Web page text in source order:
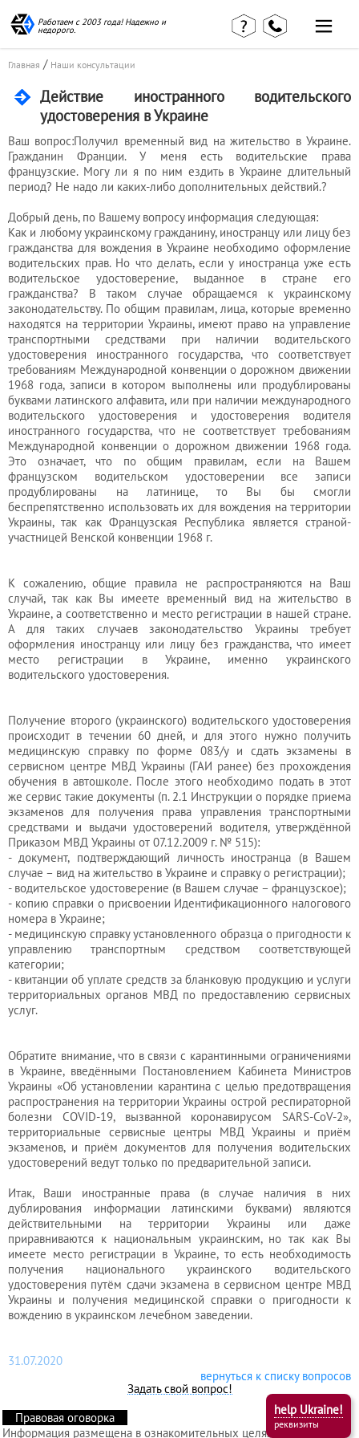
Работаем с 2003 года! Надежно и
недорого.
Главная / Наши консультации
Действие иностранного водительского
удостоверения в Украине
Ваш вопрос:Получил временный вид на жительство в Украине.
Гражданин Франции. У меня есть водительские права
французские. Могу ли я по ним ездить в Украине длительный
период? Не надо ли каких-либо дополнительных действий.?
Добрый день, по Вашему вопросу информация следующая:
Как и любому украинскому гражданину, иностранцу или лицу без
гражданства для вождения в Украине необходимо оформление
водительских прав. Но что делать, если у иностранца уже есть
водительское удостоверение, выданное в стране его
гражданства? В таком случае обращаемся к украинскому
законодательству. По общим правилам, лица, которые временно
находятся на территории Украины, имеют право на управление
транспортными средствами при наличии водительского
удостоверения иностранного государства, что соответствует
требованиям Международной конвенции о дорожном движении
1968 года, записи в котором выполнены или продублированы
буквами латинского алфавита, или при наличии международного
водительского удостоверения и удостоверения водителя
иностранного государства, что не соответствует требованиям
Международной конвенции о дорожном движении 1968 года.
Это означает, что по общим правилам, если на Вашем
французском водительском удостоверении все записи
продублированы на латинице, то Вы бы смогли
беспрепятственно использовать их для вождения на территории
Украины, так как Французская Республика является страной-
участницей Венской конвенции 1968 г.
К сожалению, общие правила не распространяются на Ваш
случай, так как Вы имеете временный вид на жительство в
Украине, а соответственно и место регистрации в нашей стране.
А для таких случаев законодательство Украины требует
оформления иностранцу или лицу без гражданства, что имеет
место регистрации в Украине, именно украинского
водительского удостоверения.
Получение второго (украинского) водительского удостоверения
происходит в течении 60 дней, и для этого нужно получить
медицинскую справку по форме 083/у и сдать экзамены в
сервисном центре МВД Украины (ГАИ ранее) без прохождения
обучения в автошколе. После этого необходимо подать в этот
же сервис такие документы (п. 2.1 Инструкции о порядке приема
экзаменов для получения права управления транспортными
средствами и выдачи удостоверений водителя, утверждённой
Приказом МВД Украины от 07.12.2009 г. № 515):
- документ, подтверждающий личность иностранца (в Вашем
случае – вид на жительство в Украине и справку о регистрации);
- водительское удостоверение (в Вашем случае – французское);
- копию справки о присвоении Идентификационного налогового
номера в Украине;
- медицинскую справку установленного образца о пригодности к
управлению транспортным средством соответствующей
категории;
- квитанции об уплате средств за бланковую продукцию и услуги
территориальных органов МВД по предоставлению сервисных
услуг.
Обратите внимание, что в связи с карантинными ограничениями
в Украине, введёнными Постановлением Кабинета Министров
Украины «Об установлении карантина с целью предотвращения
распространения на территории Украины острой респираторной
болезни COVID-19, вызванной коронавирусом SARS-CoV-2»,
территориальные сервисные центры МВД Украины и приём
экзаменов, и приём документов для получения водительских
удостоверений ведут только по предварительной записи.
Итак, Ваши иностранные права (в случае наличия в них
дублирования информации латинскими буквами) являются
действительными на территории Украины или даже
приравниваются к национальным украинским, но так как Вы
имеете место регистрации в Украине, то есть необходимость
получения национального украинского водительского
удостоверения путём сдачи экзамена в сервисном центре МВД
Украины и получения медицинской справки о пригодности к
вождению в украинском лечебном заведении.
31.07.2020
вернуться к списку вопросов
Задать свой вопрос!
help Ukraine!
реквизиты
Правовая оговорка
Информация размещена в ознакомительных целях и без
Главная
страница
Отзывы
клиентов
Контакты
Вакансии
Наши статьи
КВЭД в
деталях
Наши
консультации
Калькулятор
Миграционные
услуги
Услуги
бухгалтера
Услуги
юриста
Услуги
регистратора
Кадровый
Лицензии
и
разрешения